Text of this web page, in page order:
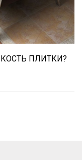
ПЛИТКИ?